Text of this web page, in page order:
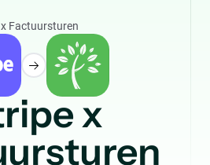
Factuursturen
x